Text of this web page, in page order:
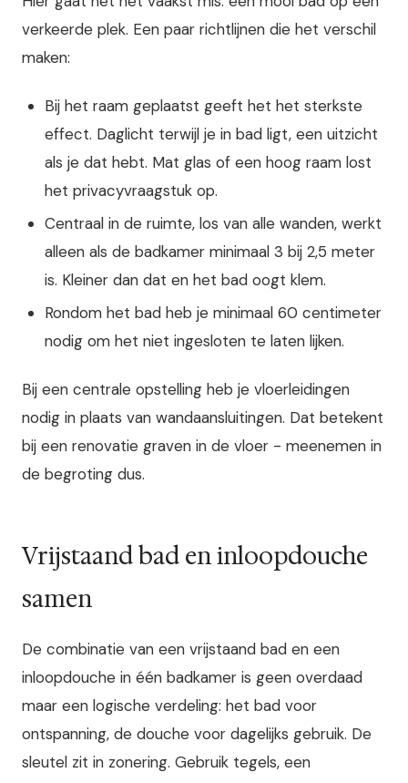
verkeerde plek. Een paar richtlijnen die het verschil
maken:
Bij het raam geplaatst geeft het het sterkste
effect. Daglicht terwijl je in bad ligt, een uitzicht
als je dat hebt. Mat glas of een hoog raam lost
het privacyvraagstuk op.
Centraal in de ruimte, los van alle wanden, werkt
alleen als de badkamer minimaal 3 bij 2,5 meter
is. Kleiner dan dat en het bad oogt klem.
Rondom het bad heb je minimaal 60 centimeter
nodig om het niet ingesloten te laten lijken.
Bij een centrale opstelling heb je vloerleidingen
nodig in plaats van wandaansluitingen. Dat betekent
bij een renovatie graven in de vloer - meenemen in
de begroting dus.
Vrijstaand bad en inloopdouche
samen
De combinatie van een vrijstaand bad en een
inloopdouche in één badkamer is geen overdaad
maar een logische verdeling: het bad voor
ontspanning, de douche voor dagelijks gebruik. De
sleutel zit in zonering. Gebruik tegels, een